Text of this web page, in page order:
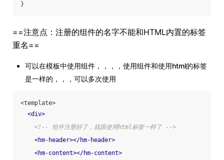
}
==注意点：注册的组件的名字不能和HTML内置的标签
重名==
可以在模板中使用组件，，，，使用组件和使用html的标签
是一样的，，，可以多次使用
<template>
<div>
<!-- 组件注册好了，就跟使用html标签一样了 -->
<hm-header></hm-header>
<hm-content></hm-content>